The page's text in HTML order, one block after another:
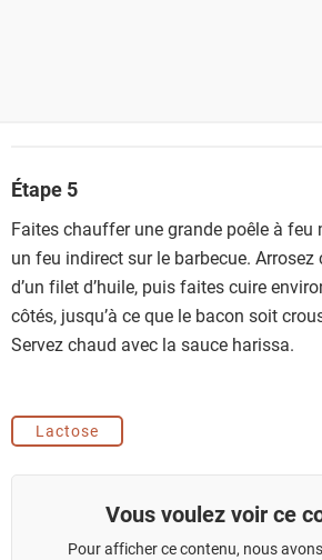
Étape 5
Faites chauffer une grande poêle à feu
un feu indirect sur le barbecue.
d’un filet d’huile, puis faites cuire
côtés, jusqu’à ce que le bacon soit
Servez chaud avec la sauce harissa.
Lactose
Vous voulez voir ce
Pour afficher ce contenu, nous